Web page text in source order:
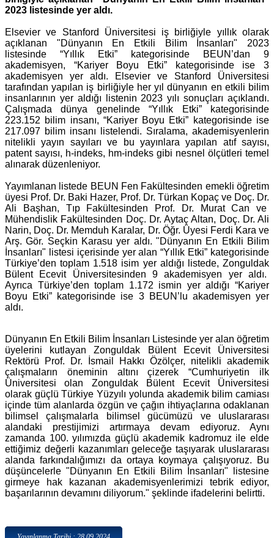
2023 listesinde yer aldı.
Elsevier ve Stanford Üniversitesi iş birliğiyle yıllık olarak
açıklanan "Dünyanın En Etkili Bilim İnsanları" 2023
listesinde “Yıllık Etki” kategorisinde BEUN’dan 9
akademisyen, “Kariyer Boyu Etki” kategorisinde ise 3
akademisyen yer aldı.
Elsevier ve Stanford Üniversitesi
tarafından yapılan iş birliğiyle her yıl dünyanın en etkili bilim
insanlarının yer aldığı listenin 2023 yılı sonuçları açıklandı.
Çalışmada dünya genelinde “Yıllık Etki” kategorisinde
223.152 bilim insanı, “Kariyer Boyu Etki” kategorisinde ise
217.097 bilim insanı listelendi. Sıralama, akademisyenlerin
nitelikli yayın sayıları ve bu yayınlara yapılan atıf sayısı,
patent sayısı, h-indeks, hm-indeks gibi nesnel ölçütleri temel
alınarak düzenleniyor.
Yayımlanan listede BEUN Fen Fakültesinden emekli öğretim
üyesi Prof. Dr. Baki Hazer, Prof. Dr. Türkan Kopaç ve Doç. Dr.
Ali Başhan, Tıp Fakültesinden Prof. Dr. Murat Can ve
Mühendislik Fakültesinden Doç. Dr. Aytaç Altan, Doç. Dr. Ali
Narin, Doç. Dr. Memduh Karalar, Dr. Öğr. Üyesi Ferdi Kara ve
Arş. Gör. Seçkin Karasu yer aldı. "Dünyanın En Etkili Bilim
İnsanları" listesi içerisinde yer alan“Yıllık Etki” kategorisinde
Türkiye’den toplam 1.518 isim yer aldığı listede, Zonguldak
Bülent Ecevit Üniversitesinden 9 akademisyen yer aldı.
Ayrıca Türkiye’den toplam 1.172 ismin yer aldığı “Kariyer
Boyu Etki” kategorisinde ise 3 BEUN’lu akademisyen yer
aldı.
Dünyanın En Etkili Bilim İnsanları Listesinde yer alan öğretim
üyelerini kutlayan Zonguldak Bülent Ecevit Üniversitesi
Rektörü Prof. Dr. İsmail Hakkı Özölçer, nitelikli akademik
çalışmaların öneminin altını çizerek “Cumhuriyetin ilk
Üniversitesi olan Zonguldak Bülent Ecevit Üniversitesi
olarak güçlü Türkiye Yüzyılı yolunda akademik bilim camiası
içinde tüm alanlarda özgün ve çağın ihtiyaçlarına odaklanan
bilimsel çalışmalarla bilimsel gücümüzü ve uluslararası
alandaki prestijimizi artırmaya devam ediyoruz. Aynı
zamanda 100. yılımızda güçlü akademik kadromuz ile elde
ettiğimiz değerli kazanımları geleceğe taşıyarak uluslararası
alanda farkındalığımızı da ortaya koymaya çalışıyoruz. Bu
düşüncelerle "Dünyanın En Etkili Bilim İnsanları" listesine
girmeye hak kazanan akademisyenlerimizi tebrik ediyor,
başarılarının devamını diliyorum." şeklinde ifadelerini belirtti.